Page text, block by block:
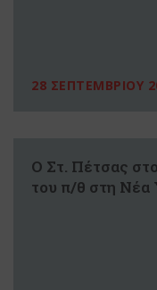
28 ΣΕΠΤΕΜΒΡΙΟΥ
Ο Στ. Πέτσας
του π/θ στη Νέα